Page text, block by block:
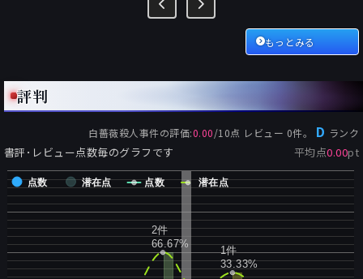
もっとみる
評判
白薔薇殺人事件の評価:0.00/10点 レビュー 0件。 D ランク
書評･レビュー点数毎のグラフです 平均点0.00pt
点数 潜在点 点数 潜在点
2件
66.67%
1件
33.33%